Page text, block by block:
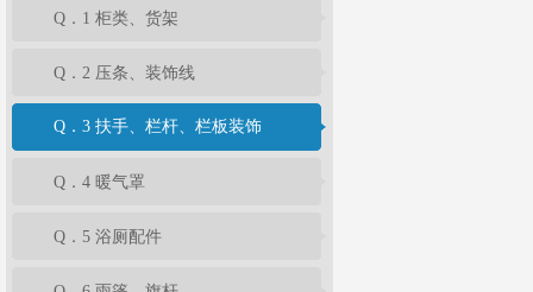
Q．1 柜类、货架
Q．2 压条、装饰线
Q．3 扶手、栏杆、栏板装饰
Q．4 暖气罩
Q．5 浴厕配件